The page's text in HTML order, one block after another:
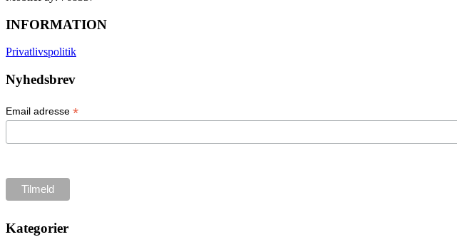
INFORMATION
Privatlivspolitik
Nyhedsbrev
Email adresse *
Kategorier